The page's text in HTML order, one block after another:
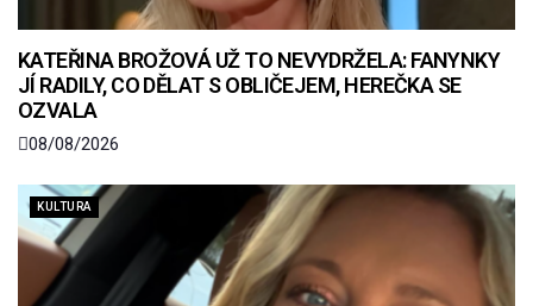
KATEŘINA BROŽOVÁ UŽ TO NEVYDRŽELA: FANYNKY
JÍ RADILY, CO DĚLAT S OBLIČEJEM, HEREČKA SE
OZVALA
08/08/2026
KULTURA